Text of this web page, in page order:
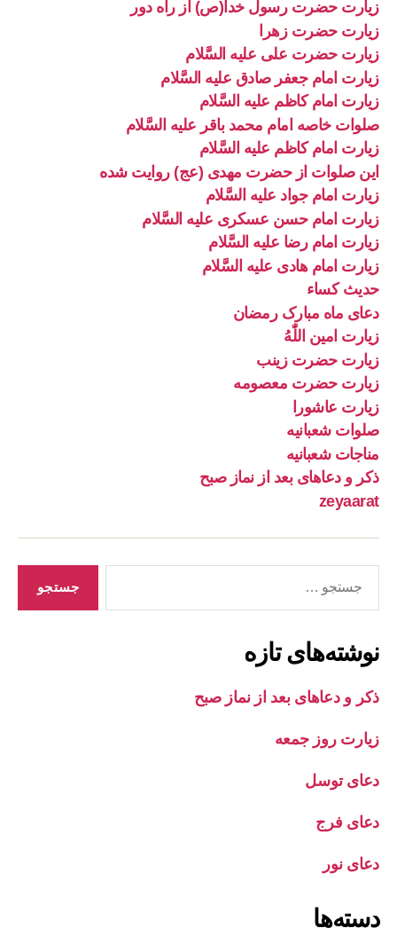
زیارت حضرت رسول خدا(ص) از راه دور
زیارت حضرت زهرا
زیارت حضرت علی علیه السَّلام
زیارت امام جعفر صادق علیه السَّلام
زیارت امام کاظم علیه السَّلام
صلوات خاصه امام محمد باقر علیه السَّلام
زیارت امام کاظم علیه السَّلام
این صلوات از حضرت مهدی (عج) روایت شده
زیارت امام جواد علیه السَّلام
زیارت امام حسن عسکری علیه السَّلام
زیارت امام رضا علیه السَّلام
زیارت امام هادی علیه السَّلام
حدیث کساء
دعای ماه مبارک رمضان
زیارت امین اللّٰهُ
زیارت حضرت زینب
زیارت حضرت معصومه
زیارت عاشورا
صلوات شعبانیه
مناجات شعبانیه
ذکر و دعاهای بعد از نماز صبح
zeyaarat
نوشته‌های تازه
ذکر و دعاهای بعد از نماز صبح
زیارت روز جمعه
دعای توسل
دعای فرج
دعای نور
دسته‌ها